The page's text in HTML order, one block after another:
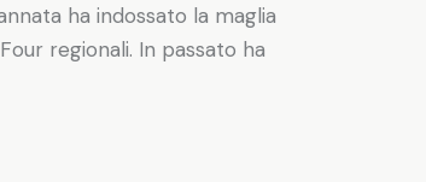
ha indossato la maglia
regionali. In passato ha